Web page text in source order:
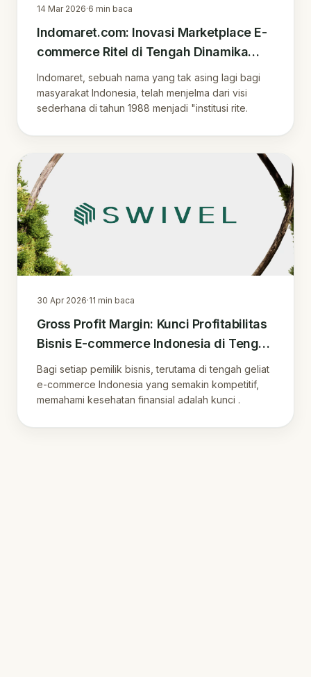
14 Mar 2026·6 min baca
Indomaret.com: Inovasi Marketplace E-
commerce Ritel di Tengah Dinamika
Pasar Indonesia
Indomaret, sebuah nama yang tak asing lagi bagi
masyarakat Indonesia, telah menjelma dari visi
sederhana di tahun 1988 menjadi "institusi rite.
30 Apr 2026·11 min baca
Gross Profit Margin: Kunci Profitabilitas
Bisnis E-commerce Indonesia di Tengah
Kompetisi Marketplace
Bagi setiap pemilik bisnis, terutama di tengah geliat
e-commerce Indonesia yang semakin kompetitif,
memahami kesehatan finansial adalah kunci .